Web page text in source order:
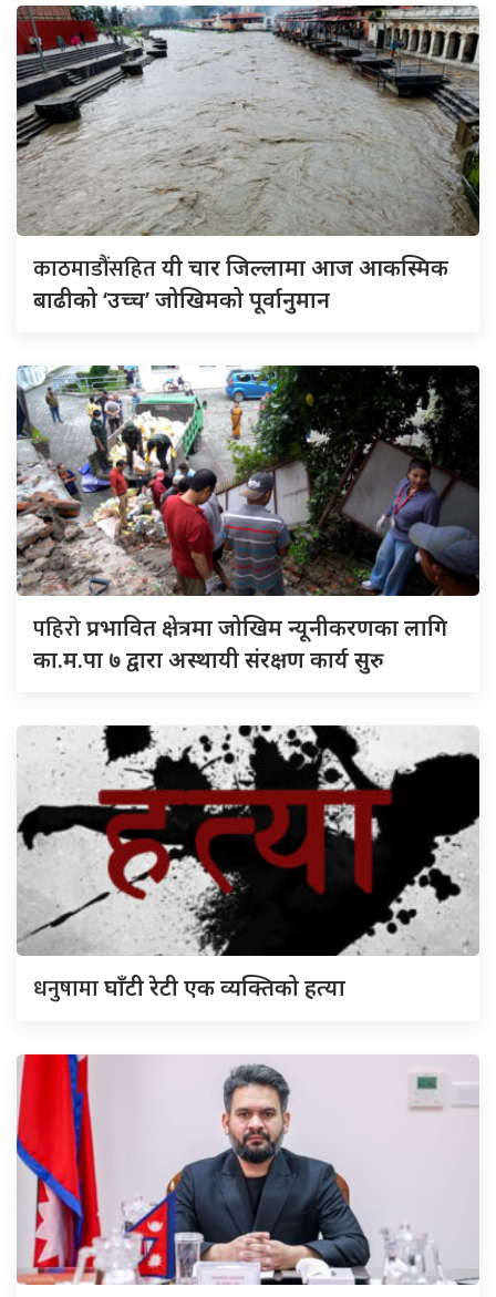
काठमाडौंसहितयी चार जिल्लामा आज आकस्मिक
बाढीको ‘उच्च’ जोखिमको पूर्वानुमान
पहिरोप्रभावित क्षेत्रमा जोखिम न्यूनीकरणका लागि
का.म.पा ७ द्वारा अस्थायी संरक्षण कार्य सुरु
धनुषामाघाँटी रेटी एक व्यक्तिको हत्या